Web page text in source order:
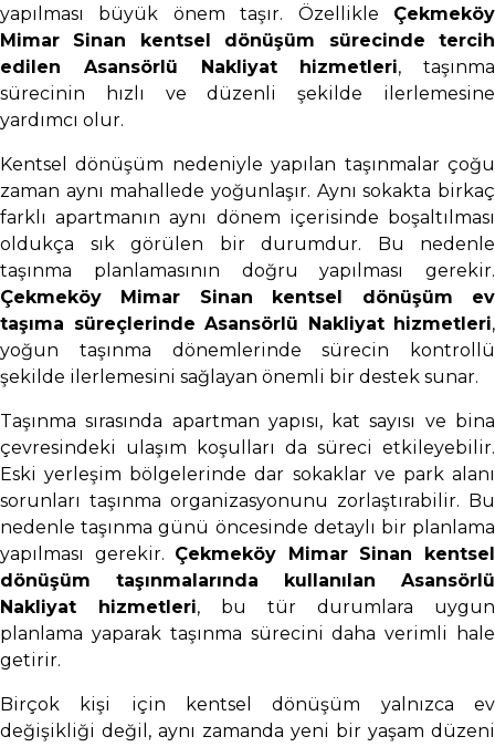
yapılması büyük önem taşır. Özellikle Çekmeköy
Mimar Sinan kentsel dönüşüm sürecinde tercih
edilen Asansörlü Nakliyat hizmetleri, taşınma
sürecinin hızlı ve düzenli şekilde ilerlemesine
yardımcı olur.
Kentsel dönüşüm nedeniyle yapılan taşınmalar çoğu
zaman aynı mahallede yoğunlaşır. Aynı sokakta birkaç
farklı apartmanın aynı dönem içerisinde boşaltılması
oldukça sık görülen bir durumdur. Bu nedenle
taşınma planlamasının doğru yapılması gerekir.
Çekmeköy Mimar Sinan kentsel dönüşüm ev
taşıma süreçlerinde Asansörlü Nakliyat hizmetleri,
yoğun taşınma dönemlerinde sürecin kontrollü
şekilde ilerlemesini sağlayan önemli bir destek sunar.
Taşınma sırasında apartman yapısı, kat sayısı ve bina
çevresindeki ulaşım koşulları da süreci etkileyebilir.
Eski yerleşim bölgelerinde dar sokaklar ve park alanı
sorunları taşınma organizasyonunu zorlaştırabilir. Bu
nedenle taşınma günü öncesinde detaylı bir planlama
yapılması gerekir. Çekmeköy Mimar Sinan kentsel
dönüşüm taşınmalarında kullanılan Asansörlü
Nakliyat hizmetleri, bu tür durumlara uygun
planlama yaparak taşınma sürecini daha verimli hale
getirir.
Birçok kişi için kentsel dönüşüm yalnızca ev
değişikliği değil, aynı zamanda yeni bir yaşam düzeni